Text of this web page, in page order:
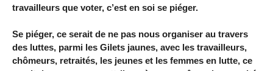
travailleurs que voter, c’est en soi se piéger.
Se piéger, ce serait de ne pas nous organiser au travers
des luttes, parmi les Gilets jaunes, avec les travailleurs,
chômeurs, retraités, les jeunes et les femmes en lutte, ce